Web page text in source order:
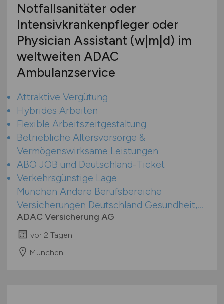
Notfallsanitäter oder
Intensivkrankenpfleger oder
Physician Assistant (w|m|d) im
weltweiten ADAC
Ambulanzservice
Attraktive Vergütung
Hybrides Arbeiten
Flexible Arbeitszeitgestaltung
Betriebliche Altersvorsorge &
Vermögenswirksame Leistungen
ABO JOB und Deutschland-Ticket
Verkehrsgünstige Lage
München Andere Berufsbereiche
Versicherungen Deutschland Gesundheit,...
ADAC Versicherung AG
vor 2 Tagen
München